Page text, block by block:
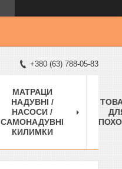
+380 (63) 788-05-83
МАТРАЦИ
НАДУВНІ /
НАСОСИ /
САМОНАДУВНІ
КИЛИМКИ